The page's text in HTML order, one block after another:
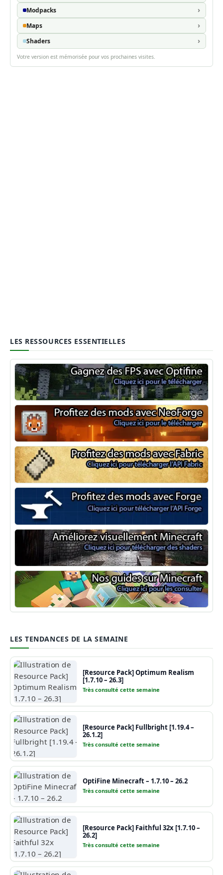
Modpacks
Maps
Shaders
Votre version est mémorisée pour vos prochaines visites.
LES RESSOURCES ESSENTIELLES
Optifine
NeoForge
Minecraft Fabric
Minecraft Forge
Shaders Minecraft
Guide Minecraft
LES TENDANCES DE LA SEMAINE
[Resource Pack] Optimum Realism
[1.7.10 – 26.3]
Très consulté cette semaine
[Resource Pack] Fullbright [1.19.4 –
26.1.2]
Très consulté cette semaine
OptiFine Minecraft – 1.7.10 – 26.2
Très consulté cette semaine
[Resource Pack] Faithful 32x [1.7.10 –
26.2]
Très consulté cette semaine